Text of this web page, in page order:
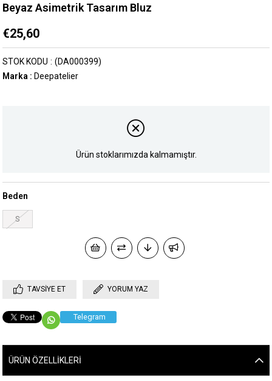
Beyaz Asimetrik Tasarım Bluz
€25,60
(DA000399)
STOK KODU
Marka : Deepatelier
Ürün stoklarımızda kalmamıştır.
Beden
S
TAVSIYE ET YORUM YAZ
Telegram
ÜRÜN ÖZELLIKLERI